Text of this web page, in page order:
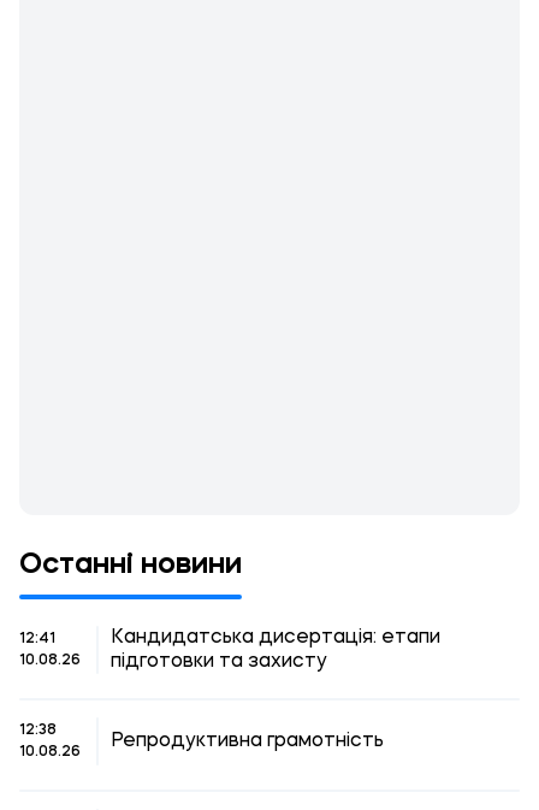
Останні новини
12:41
10.08.26
Кандидатська дисертація: етапи
підготовки та захисту
12:38
10.08.26
Репродуктивна грамотність